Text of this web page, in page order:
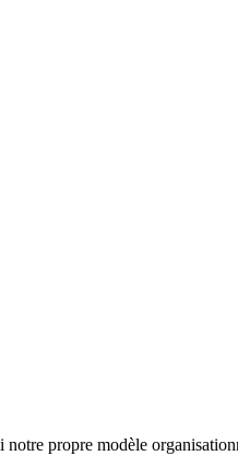
notre propre modèle